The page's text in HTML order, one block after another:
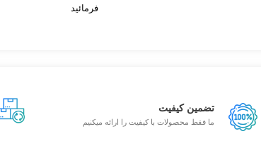
فرمائید
تضمین کیفیت
ما فقط محصولات با کیفیت را ارائه میکنیم